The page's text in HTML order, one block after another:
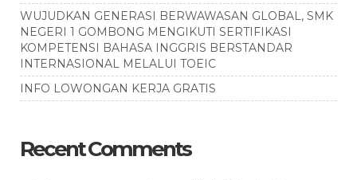
WUJUDKAN GENERASI BERWAWASAN GLOBAL, SMK
NEGERI 1 GOMBONG MENGIKUTI SERTIFIKASI
KOMPETENSI BAHASA INGGRIS BERSTANDAR
INTERNASIONAL MELALUI TOEIC
INFO LOWONGAN KERJA GRATIS
Recent Comments